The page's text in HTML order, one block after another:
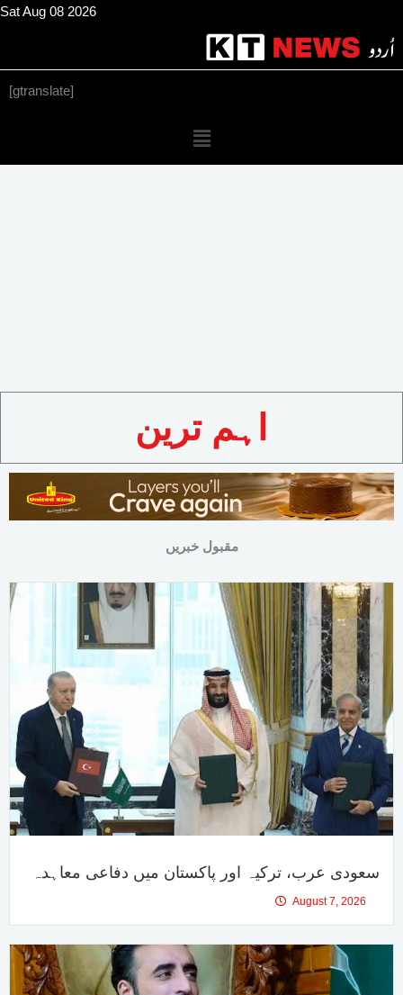
Skip
Sat Aug 08 2026
[gtranslate]
Menu
اہم ترین
مقبول خبریں
سعودی عرب، ترکیہ اور پاکستان میں دفاعی معاہدہ
August 7, 2026